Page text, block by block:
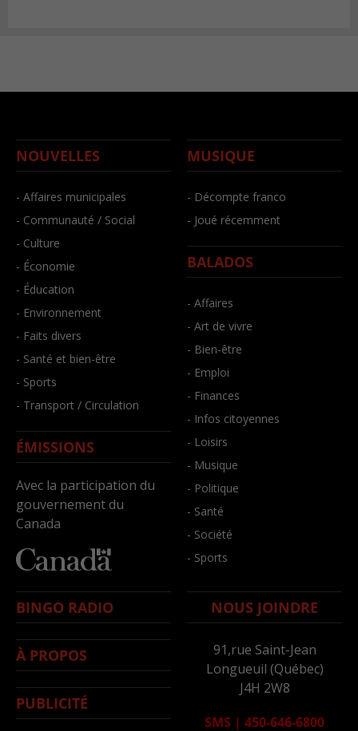
NOUVELLES
- Affaires municipales
- Communauté / Social
- Culture
- Économie
- Éducation
- Environnement
- Faits divers
- Santé et bien-être
- Sports
- Transport / Circulation
ÉMISSIONS
Avec la participation du
gouvernement du
Canada
MUSIQUE
- Décompte franco
- Joué récemment
BALADOS
- Affaires
- Art de vivre
- Bien-être
- Emploi
- Finances
- Infos citoyennes
- Loisirs
- Musique
- Politique
- Santé
- Société
- Sports
BINGO RADIO
À PROPOS
PUBLICITÉ
NOUS JOINDRE
91,rue Saint-Jean
Longueuil (Québec)
J4H 2W8
SMS | 450-646-6800